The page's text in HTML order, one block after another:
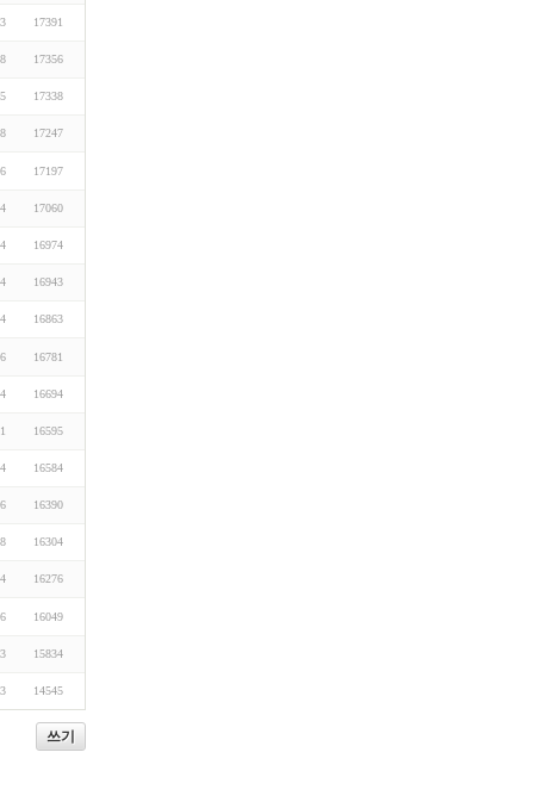
17391
17356
17338
17247
17197
17060
16974
16943
16863
16781
16694
16595
16584
16390
16304
16276
16049
15834
14545
쓰기